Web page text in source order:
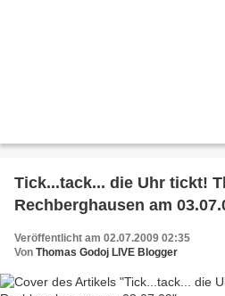
Tick...tack... die Uhr tickt!
Rechberghausen am
Veröffentlicht am 02.07.2009 02:35
Von Thomas Godoj LIVE Blogger